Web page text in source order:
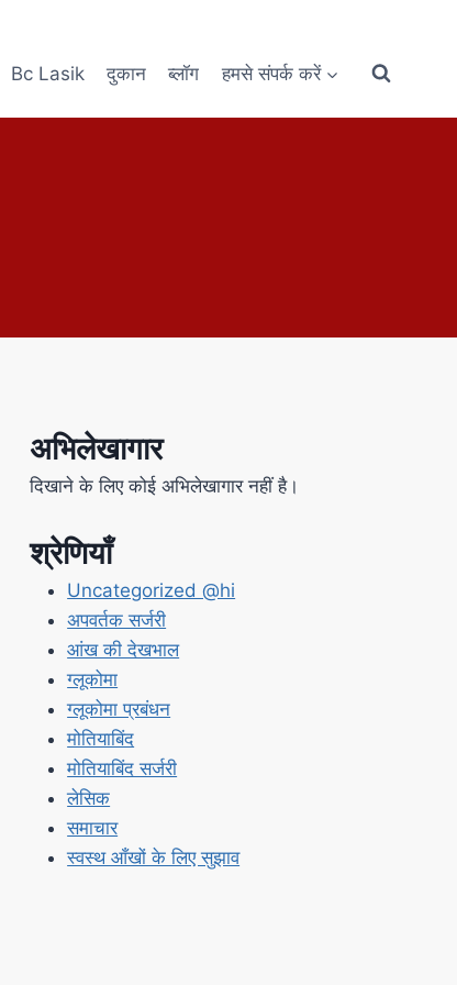
Bc Lasik दुकान ब्लॉग हमसे संपर्क करें
अभिलेखागार
दिखाने के लिए कोई अभिलेखागार नहीं है।
श्रेणियाँ
Uncategorized @hi
अपवर्तक सर्जरी
आंख की देखभाल
ग्लूकोमा
ग्लूकोमा प्रबंधन
मोतियाबिंद
मोतियाबिंद सर्जरी
लेसिक
समाचार
स्वस्थ आँखों के लिए सुझाव